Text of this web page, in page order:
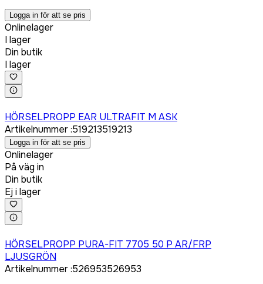
Logga in för att se pris
Onlinelager
I lager
Din butik
I lager
HÖRSELPROPP EAR ULTRAFIT M ASK
Artikelnummer:519213519213
Logga in för att se pris
Onlinelager
På väg in
Din butik
Ej i lager
HÖRSELPROPP PURA-FIT 7705 50 P AR/FRP
LJUSGRÖN
Artikelnummer:526953526953